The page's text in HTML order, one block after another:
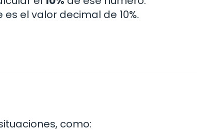
es el valor decimal de 10%.
como: